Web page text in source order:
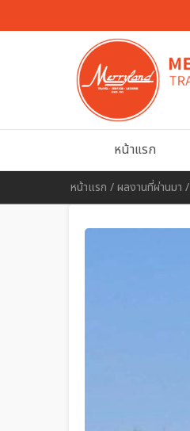
หน้าแรก
หน้าแรก /ผลงานที่ผ่านมา /